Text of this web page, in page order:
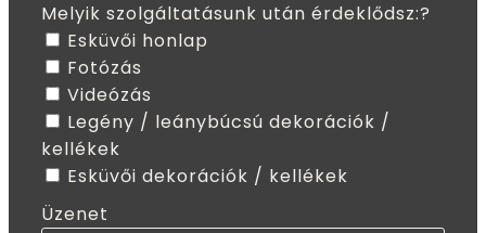
Melyik szolgáltatásunk után érdeklődsz:?
Esküvői honlap
Fotózás
Videózás
Legény / leánybúcsú dekorációk /
kellékek
Esküvői dekorációk / kellékek
Üzenet